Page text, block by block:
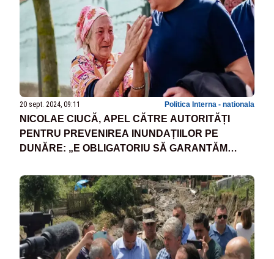
20 sept. 2024, 09:11 Politica Interna - nationala
NICOLAE CIUCĂ, APEL CĂTRE AUTORITĂȚI
PENTRU PREVENIREA INUNDAȚIILOR PE
DUNĂRE: „E OBLIGATORIU SĂ GARANTĂM
PAGUBELE MATERIALE!”